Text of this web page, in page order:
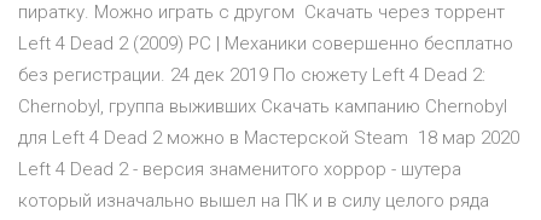
пиратку. Можно играть с другом Скачать через торрент
Left 4 Dead 2 (2009) PC | Механики совершенно бесплатно
без регистрации. 24 дек 2019 По сюжету Left 4 Dead 2:
Chernobyl, группа выживших Скачать кампанию Chernobyl
для Left 4 Dead 2 можно в Мастерской Steam 18 мар 2020
Left 4 Dead 2 - версия знаменитого хоррор - шутера
который изначально вышел на ПК и в силу целого ряда